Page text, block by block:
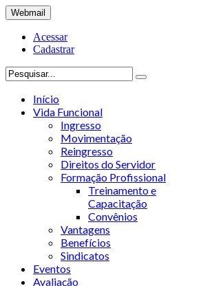
Webmail
Acessar
Cadastrar
Início
Vida Funcional
Ingresso
Movimentação
Reingresso
Direitos do Servidor
Formação Profissional
Treinamento e
Capacitação
Convênios
Vantagens
Benefícios
Sindicatos
Eventos
Avaliação